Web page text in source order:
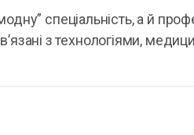
спеціальність, а й
з технологіями,